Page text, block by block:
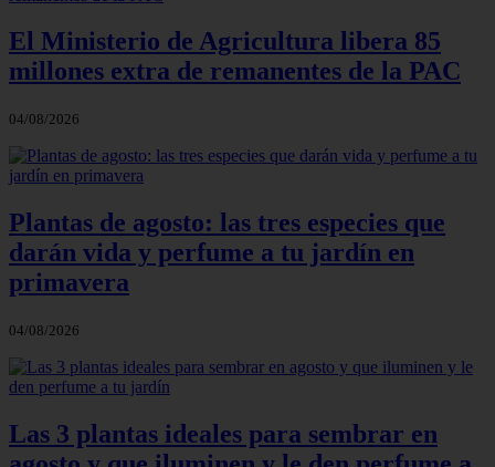
El Ministerio de Agricultura libera 85
millones extra de remanentes de la PAC
04/08/2026
Plantas de agosto: las tres especies que
darán vida y perfume a tu jardín en
primavera
04/08/2026
Las 3 plantas ideales para sembrar en